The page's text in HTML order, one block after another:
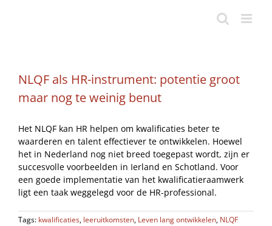
NLQF als HR-instrument: potentie groot
maar nog te weinig benut
Het NLQF kan HR helpen om kwalificaties beter te
waarderen en talent effectiever te ontwikkelen. Hoewel
het in Nederland nog niet breed toegepast wordt, zijn er
succesvolle voorbeelden in Ierland en Schotland. Voor
een goede implementatie van het kwalificatieraamwerk
ligt een taak weggelegd voor de HR-professional.
Tags: kwalificaties, leeruitkomsten, Leven lang ontwikkelen, NLQF